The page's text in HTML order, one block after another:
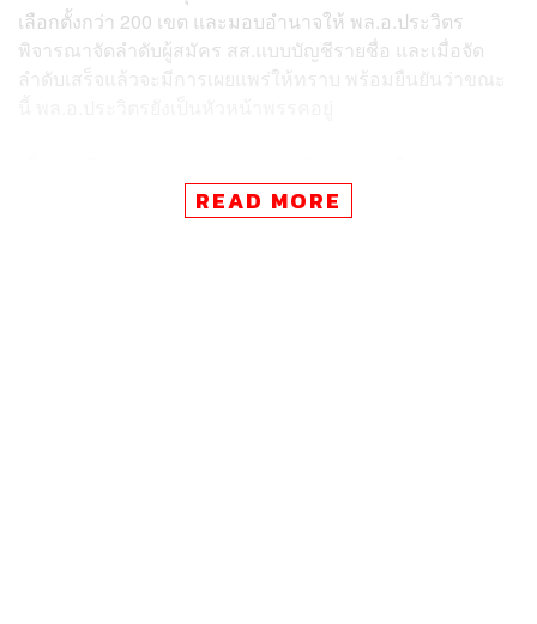
เลือกตั้งกว่า 200 เขต และมอบอำนาจให้ พล.อ.ประวิตร
พิจารณาจัดลำดับผู้สมัคร สส.แบบบัญชีรายชื่อ และเมื่อจัด
ลำดับเสร็จแล้วจะมีการเผยแพร่ให้ทราบ พร้อมยืนยันว่าขณะ
เมือง เนื่องจากไม่ลงสมัครเป็นแคนดิเดตนายกรัฐมนตรีและ
สส. แบบบัญชีรายชื่อแล้วนั้น ไพบูลย์ กล่าวว่า เอาอย่างนี้
READ MORE